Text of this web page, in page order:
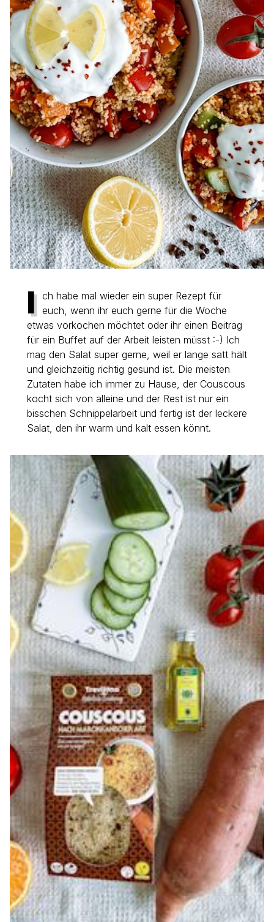
I ch habe mal wieder ein super Rezept für
euch, wenn ihr euch gerne für die Woche
etwas vorkochen möchtet oder ihr einen Beitrag
für ein Buffet auf der Arbeit leisten müsst :-) Ich
mag den Salat super gerne, weil er lange satt hält
und gleichzeitig richtig gesund ist. Die meisten
Zutaten habe ich immer zu Hause, der Couscous
kocht sich von alleine und der Rest ist nur ein
bisschen Schnippelarbeit und fertig ist der leckere
Salat, den ihr warm und kalt essen könnt.